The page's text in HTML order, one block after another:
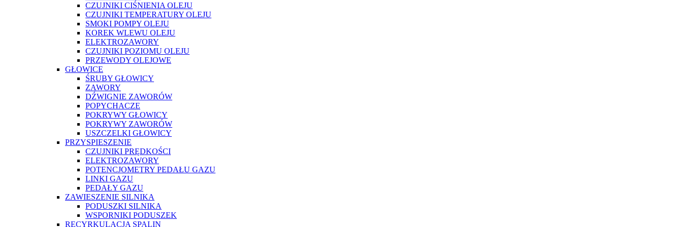
CZUJNIKI CIŚNIENIA OLEJU
CZUJNIKI TEMPERATURY OLEJU
SMOKI POMPY OLEJU
KOREK WLEWU OLEJU
ELEKTROZAWORY
CZUJNIKI POZIOMU OLEJU
PRZEWODY OLEJOWE
GŁOWICE
ŚRUBY GŁOWICY
ZAWORY
DŹWIGNIE ZAWORÓW
POPYCHACZE
POKRYWY GŁOWICY
POKRYWY ZAWORÓW
USZCZELKI GŁOWICY
PRZYSPIESZENIE
CZUJNIKI PRĘDKOŚCI
ELEKTROZAWORY
POTENCJOMETRY PEDAŁU GAZU
LINKI GAZU
PEDAŁY GAZU
ZAWIESZENIE SILNIKA
PODUSZKI SILNIKA
WSPORNIKI PODUSZEK
RECYRKULACJA SPALIN